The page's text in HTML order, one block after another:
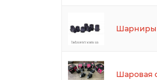
Шарниры
Шаровая